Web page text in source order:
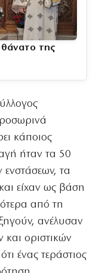
θάνατο της
κάποιος
ήταν τα 50
ενστάσεων, τα
είχαν ως βάση
από τη
ανέλυσαν
και οριστικών
ένας τεράστιος